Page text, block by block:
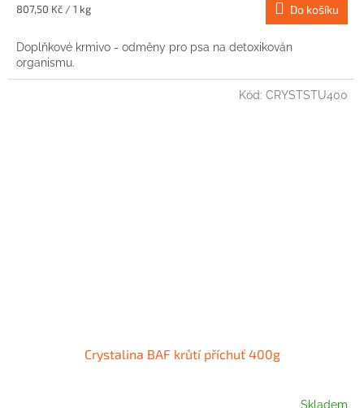
Měrná
807,50 Kč / 1 kg Do košíku
Doplňkové krmivo - odměny pro psa na detoxikován
organismu.
Crystalina BAF krůtí příchuť 400g
Skladem
Kód: CRYSTSTU400